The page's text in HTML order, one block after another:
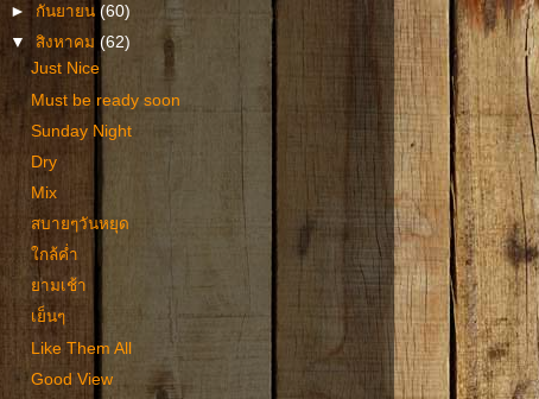
► กันยายน(60)
▼สิงหาคม(62)
Just Nice
Must be ready soon
Sunday Night
Dry
Mix
สบายๆวันหยุด
ใกล้ค่ำ
ยามเช้า
เย็นๆ
Like Them All
Good View